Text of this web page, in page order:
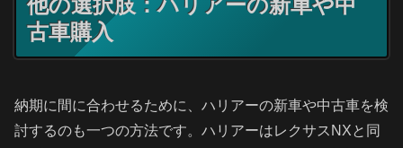
他の選択肢：ハリアーの新車や中
古車購入
納期に間に合わせるために、ハリアーの新車や中古車を検
討するのも一つの方法です。ハリアーはレクサスNXと同